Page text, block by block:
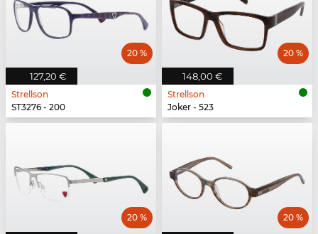
127,20 €
20 %
Strellson
ST3276 - 200
148,00 €
20 %
Strellson
Joker - 523
20 % 20 %